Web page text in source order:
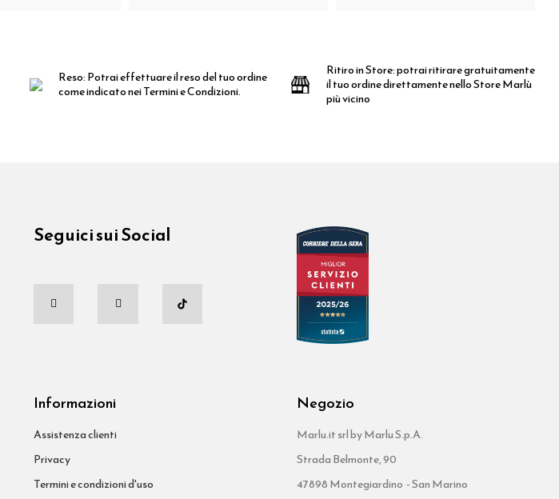
Reso:Potrai effettuare il reso del tuo ordine
come indicato nei Termini e Condizioni.
Ritiro in Store:potrai ritirare gratuitamente
il tuo ordine direttamente nello Store Marlù
più vicino
Seguici sui Social
Informazioni
Assistenza clienti
Privacy
Termini e condizioni d'uso
Negozio
Marlu.it srl by Marlu S.p.A.
Strada Belmonte, 90
47898 Montegiardino - San Marino